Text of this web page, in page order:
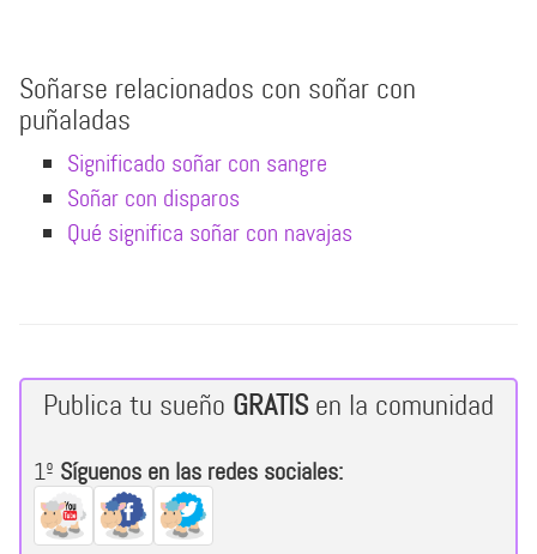
Soñarse relacionados con soñar con
puñaladas
Significado soñar con sangre
Soñar con disparos
Qué significa soñar con navajas
Publica tu sueño GRATISen la comunidad
1º Síguenos en las redes sociales: